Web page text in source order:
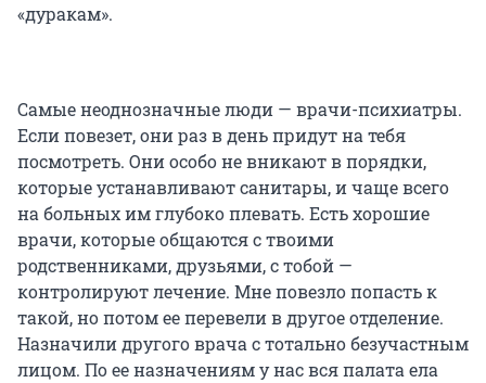
«дуракам».
Самые неоднозначные люди — врачи-психиатры.
Если повезет, они раз в день придут на тебя
посмотреть. Они особо не вникают в порядки,
которые устанавливают санитары, и чаще всего
на больных им глубоко плевать. Есть хорошие
врачи, которые общаются с твоими
родственниками, друзьями, с тобой —
контролируют лечение. Мне повезло попасть к
такой, но потом ее перевели в другое отделение.
Назначили другого врача с тотально безучастным
лицом. По ее назначениям у нас вся палата ела